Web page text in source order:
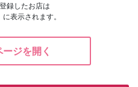
録したお店は
に表示されます。
ジを開く